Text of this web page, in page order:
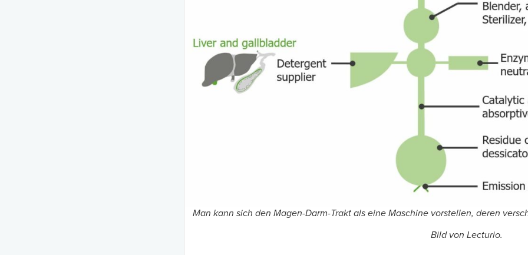
Man kann sich den Magen-Darm-Trakt als eine Maschine vorstellen, deren
Bild von Lecturio.